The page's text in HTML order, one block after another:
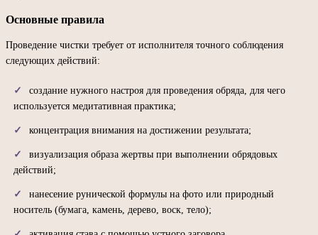
Основные правила
Проведение чистки требует от исполнителя точного соблюдения
следующих действий:
создание нужного настроя для проведения обряда, для чего
используется медитативная практика;
концентрация внимания на достижении результата;
визуализация образа жертвы при выполнении обрядовых
действий;
нанесение рунической формулы на фото или природный
носитель (бумага, камень, дерево, воск, тело);